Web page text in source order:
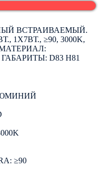
ВСТРАИВАЕМЫЙ.
1Х7ВТ., ≥90, 3000K,
МАТЕРИАЛ:
D83 H81
≥90